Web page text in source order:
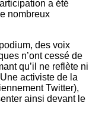
a été
nombreux
des voix
n’ont cessé de
qu’il ne reflète ni
activiste de la
Twitter),
ainsi devant le